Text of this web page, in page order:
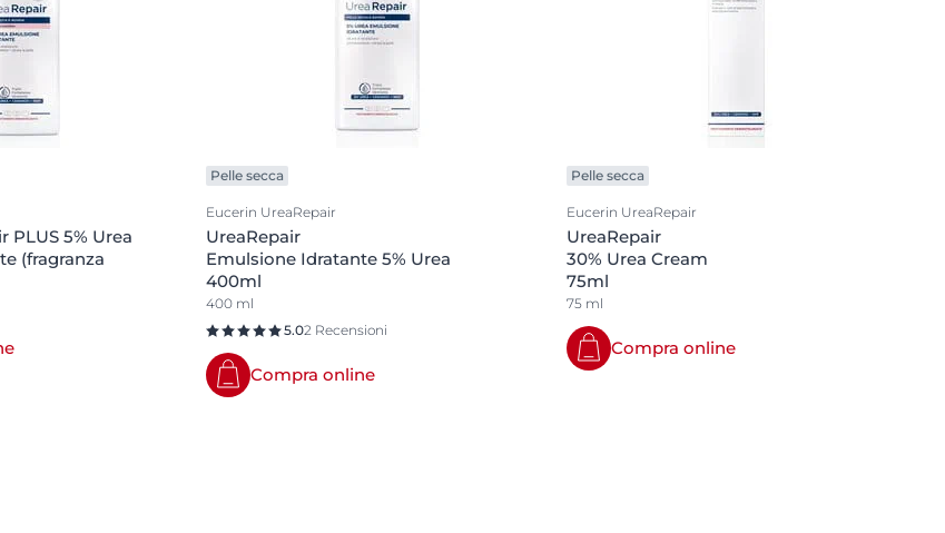
PLUS 5% Urea
(fragranza
Pelle secca
Eucerin UreaRepair
UreaRepair
Emulsione Idratante 5% Urea
400ml
400 ml
5.02 Recensioni
Compra online
Pelle secca
Eucerin UreaRepair
UreaRepair
30% Urea Cream
75ml
75 ml
Compra online